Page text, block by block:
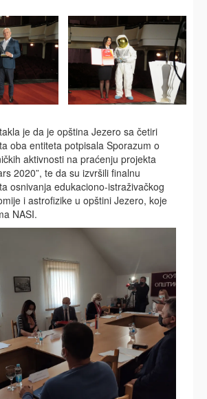
je da je opština Jezero sa četiri
oba entiteta potpisala Sporazum o
aktivnosti na praćenju projekta
2020”, te da su izvršili finalnu
osnivanja edukaciono-istraživačkog
i astrofizike u opštini Jezero, koje
NASI.